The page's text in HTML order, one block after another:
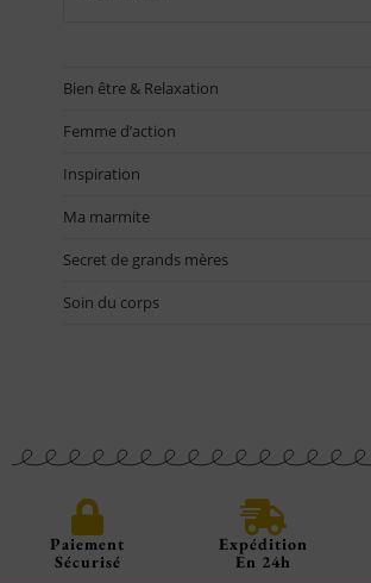
Bien être & Relaxation
Femme d’action
Inspiration
Ma marmite
Secret de grands mères
Soin du corps
Paiement
Sécurisé
Expédition
En 24h